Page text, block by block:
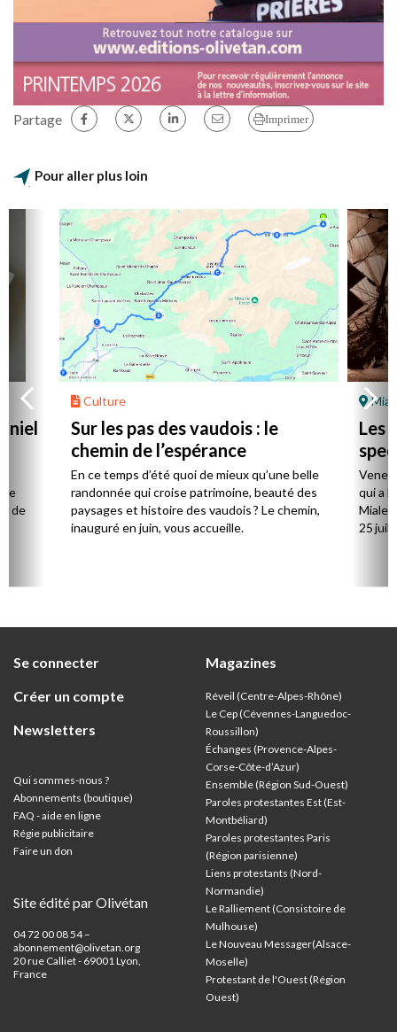
Partage Imprimer
Pour aller plus loin
de
Culture
Sur les pas des vaudois : le
chemin de l’espérance
En ce temps d’été quoi de mieux qu’une belle
randonnée qui croise patrimoine, beauté des
paysages et histoire des vaudois ? Le chemin,
inauguré en juin, vous accueille.
Les
qui a
25
Se connecter
Créer un compte
Newsletters
Qui sommes-nous ?
Abonnements (boutique)
FAQ - aide en ligne
Régie publicitaire
Faire un don
Site édité par Olivétan
04 72 00 08 54 –
abonnement@olivetan.org
20 rue Calliet - 69001 Lyon,
France
Magazines
Réveil (Centre-Alpes-Rhône)
Le Cep (Cévennes-Languedoc-
Roussillon)
Échanges (Provence-Alpes-
Corse-Côte-d’Azur)
Ensemble (Région Sud-Ouest)
Paroles protestantes Est (Est-
Montbéliard)
Paroles protestantes Paris
(Région parisienne)
Liens protestants (Nord-
Normandie)
Le Ralliement (Consistoire de
Mulhouse)
Le Nouveau Messager(Alsace-
Moselle)
Protestant de l'Ouest (Région
Ouest)